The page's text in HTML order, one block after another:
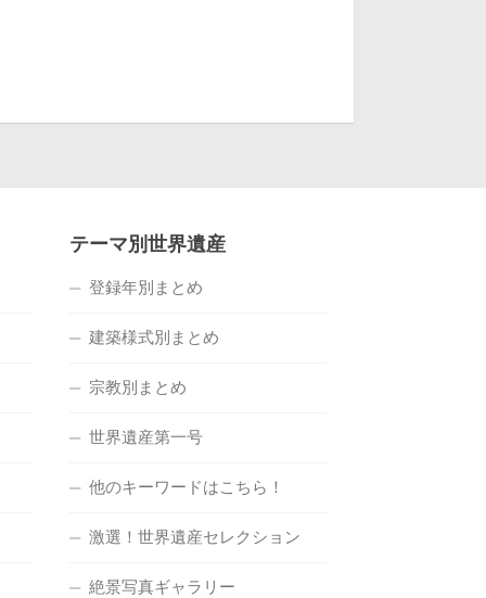
テーマ別世界遺産
登録年別まとめ
建築様式別まとめ
宗教別まとめ
世界遺産第一号
他のキーワードはこちら！
激選！世界遺産セレクション
絶景写真ギャラリー